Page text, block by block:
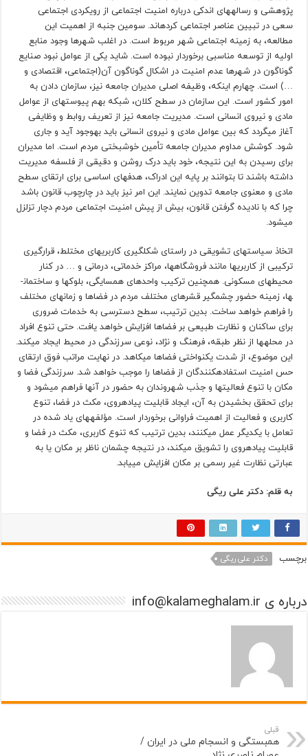
پژوهشی و رساله­های اندکی درباره امنیت اجتماعی از رویکردی اجتماعی
سعی در تبیین عناصر اجتماعی کرده­اند. سومین جنبه از اهمیت این
مطالعه، به زمینه اجتماعی شهر مربوط است. در اغلب شهرها وجود منابع
اولیه از توسعه مناسبی برخوردار نبوده است. شاید یکی از عوامل نبود صنایع
گوناگون در شهرها عدم امنیت در اشکال گوناگون آن(اجتماعی، اقتصادی و
…) است. چهارم این­که، وظیفه اصلی مدیران جامعه نیز، سازمان دادن به
امور کشور است. این سازمان در سطح کلان، شبکه بهم پیوسته­ای از عوامل
مادی و نیروی انسانی است. مدیریت جامعه نیز از تعریف روابط و وظایفی
آغاز می­گردد که بین عوامل مادی و نیروی انسانی باید به­وجود آید و جاری
شود. کوشش مداوم مدیران جامعه تأمین خوشبختی مردم است. اما مدیران
برای رسیدن به این نتیجه، خود باید درک روشن و دقیقی از فلسفه مدیریت
داشته باشند تا بتوانند بر پایه این ادراک، هدف­های اساسی برای ارتقای سطح
مادی و معنوی جامعه تدوین نمایند. این امر نیز باید در چارچوب قانون باشد
چرا که با نادیده گرفتن قانون، بیش از پیش امنیت اجتماعی مردم دچار تزلزل
می­شود.
اتخاذ سیاست­های تشویقی در راستای شکل­گیری کاربری­های مختلط، قرارگیری
ترکیبی از کاربری­ها مانند فروشگاه­ها، مراکز خدماتی، درمانی و … در کنار
محیط­های مسکونی. همچنین ترکیب واحدهای همسایگی، بلوک­ها و ساختمان­
ها، زمینه حضور چشمگیر قشرهای مختلف مردم در فضاها و زمان­های مختلف
را فراهم خواهد ساخت. بدین ترتیب، سطح دسترسی به خدمات ضروری
برای ساکنان و نظارت طبیعی بر فضاها افزایش خواهد یافت. حتی تنوع افراد
در محله­ها از نظر طبقه، فرهنگ و نژاد، نوعی سرزندگی در محیط ایجاد می­کند.
این موضوع، از شدت یکنواختی فضاها می­کاهد. در نهایت مراتب فوق ارتقای
حس امنیت استفاده­کنندگان از فضاها را موجب خواهد شد. سرزندگی فضا و
مکان با تنوع فعالیت­ها و جذب شهروندان به حضور در آن­ها فراهم می­شود و
برای تحقق بخشیدن به آن، ایجاد قابلیت پیاده­روی، مکث در فضا، تنوع
کاربری و فعالیت از اهمیت فراوانی برخوردار است. مؤلفه­های یاد شده در
تعامل با یکدیگر عمل می­کنند، بدین ترتیب که تنوع کاربری، مکث در فضا و
قابلیت پیاده­روی را تشویق می­کند، در نتیجه چشمان ناظر بر مکان یا به
عبارتی نظارت غیر رسمی بر مکان افزایش می­یابد.
به قلم: دکتر علی ریگی
برچسب دکتر علی ریگی
درباره ی info@kalameghalam.ir
قبلی
همبستگی و انسجام ملی در ایران /